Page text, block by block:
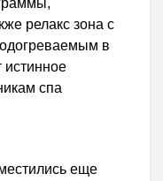
релакс зона с
в
истинное
спа
еще